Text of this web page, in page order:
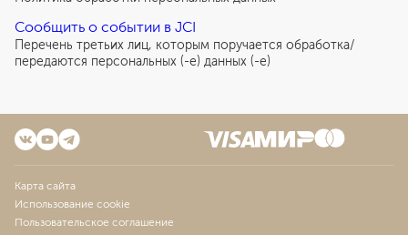
Сообщить о событии в JCI
Перечень третьих лиц, которым поручается обработка/
передаются персональных (-е) данных (-е)
Карта сайта
Использование cookie
Пользовательское соглашение